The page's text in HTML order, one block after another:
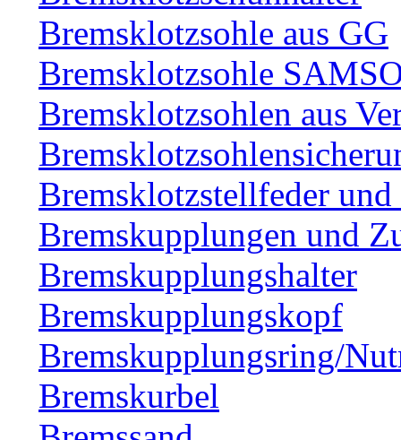
Bremsklotzsohle aus GG
Bremsklotzsohle
Bremsklotzsohlen aus
Bremsklotzstellfeder
Bremskupplungen und
Bremskupplungshalter
Bremskupplungskopf
Bremskupplungsring/
Bremskurbel